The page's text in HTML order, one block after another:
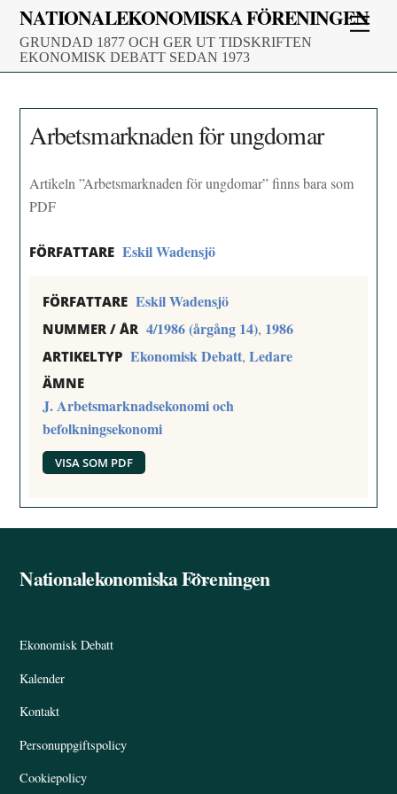
Skip
content
NATIONALEKONOMISKA FÖRENINGEN
GRUNDAD 1877 OCH GER UT TIDSKRIFTEN
EKONOMISK DEBATT SEDAN 1973
Arbetsmarknaden för ungdomar
Artikeln ”Arbetsmarknaden för ungdomar” finns bara som
PDF
FÖRFATTARE Eskil Wadensjö
FÖRFATTARE Eskil Wadensjö
NUMMER / ÅR 4/1986 (årgång 14), 1986
ARTIKELTYP Ekonomisk Debatt,Ledare
ÄMNE
J. Arbetsmarknadsekonomi och
befolkningsekonomi
VISA SOM PDF
Back
Nationalekonomiska Föreningen
Ekonomisk Debatt
Kalender
Kontakt
Personuppgiftspolicy
Cookiepolicy